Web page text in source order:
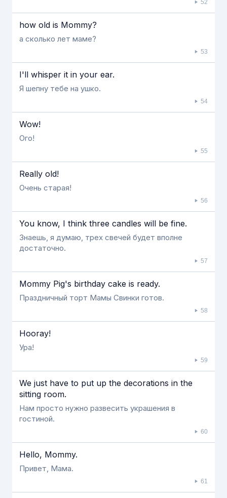
52
how old is Mommy?
а сколько лет маме?
53
I'll whisper it in your ear.
Я шепну тебе на ушко.
54
Wow!
Ого!
55
Really old!
Очень старая!
56
You know, I think three candles will be fine.
Знаешь, я думаю, трех свечей будет вполне
достаточно.
57
Mommy Pig's birthday cake is ready.
Праздничный торт Мамы Свинки готов.
58
Hooray!
Ура!
59
We just have to put up the decorations in the
sitting room.
Нам просто нужно развесить украшения в
гостиной.
60
Hello, Mommy.
Привет, Мама.
61